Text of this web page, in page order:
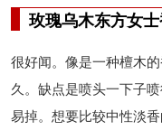
玫瑰乌木东方女
很好闻。像是一种檀木
久。缺点是喷头一下子
易掉。想要比较中性淡香